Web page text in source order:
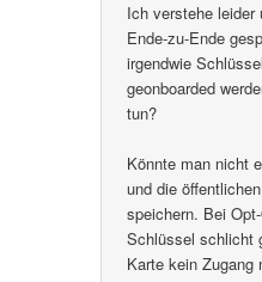
Ich verstehe leider
Ende-zu-Ende
irgendwie
geonboarded
tun?
Könnte man nicht
und die
speichern. Bei
Schlüssel schlicht
Karte kein Zugang